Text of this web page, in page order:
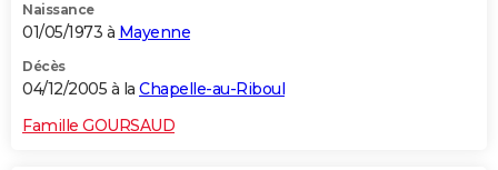
Naissance
01/05/1973 à Mayenne
Décès
04/12/2005 à la Chapelle-au-Riboul
Famille GOURSAUD